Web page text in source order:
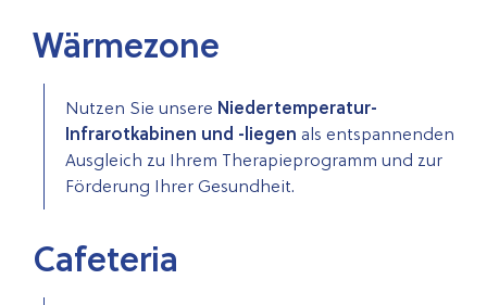
Wärmezone
Nutzen Sie unsere Niedertemperatur-
Infrarotkabinen und -liegen als entspannenden
Ausgleich zu Ihrem Therapieprogramm und zur
Förderung Ihrer Gesundheit.
Cafeteria